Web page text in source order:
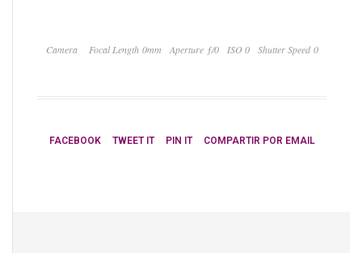
Camera Focal Length 0mm Aperture ƒ/0 ISO 0 Shutter Speed 0
FACEBOOK TWEET IT PIN IT COMPARTIR POR EMAIL